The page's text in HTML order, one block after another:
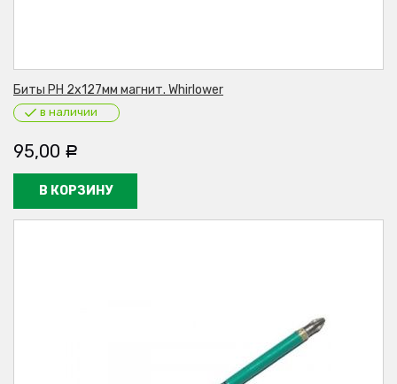
Биты PH 2х127мм магнит. Whirlower
в наличии
95,00 Р
В КОРЗИНУ